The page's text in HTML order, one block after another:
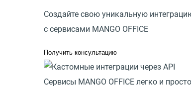
Создайте свою уникальную
с сервисами MANGO OFFICE
Получить консультацию
Сервисы MANGO OFFICE легко и